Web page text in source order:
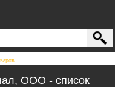
ООО - список